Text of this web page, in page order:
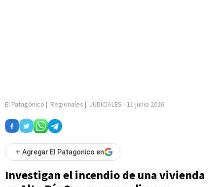
El Patagónico | Regionales | JUDICIALES - 11 junio 2026
+ Agregar El Patagonico en
Investigan el incendio de una vivienda